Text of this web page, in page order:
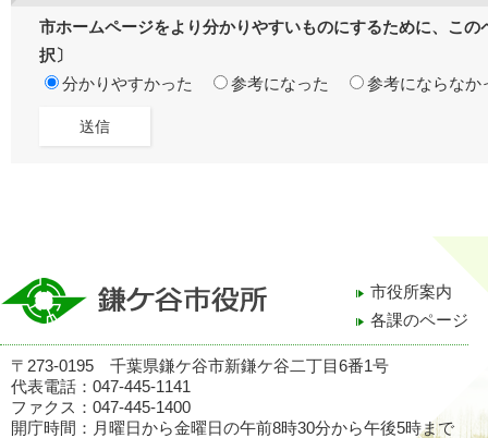
市ホームページをより分かりやすいものにするために、こ
択〕
分かりやすかった
参考になった 参考にならなか
市役所案内
各課のページ
〒273-0195 千葉県鎌ケ谷市新鎌ケ谷二丁目6番1号
代表電話：047-445-1141
ファクス：047-445-1400
開庁時間：月曜日から金曜日の午前8時30分から午後5時まで